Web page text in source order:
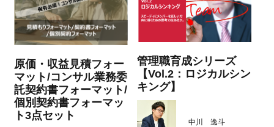
原価・収益見積フォー
マット/コンサル業務委
託契約書フォーマット/
個別契約書フォーマッ
ト3点セット
管理職育成シリーズ
【Vol.2：ロジカルシン
キング】
中川 逸斗